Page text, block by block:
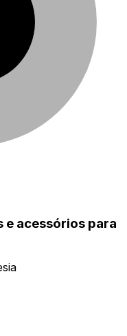
e acessórios para